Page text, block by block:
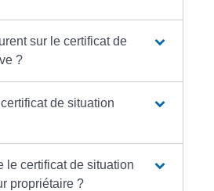
sur le certificat de
?
de situation
le certificat de situation
propriétaire ?